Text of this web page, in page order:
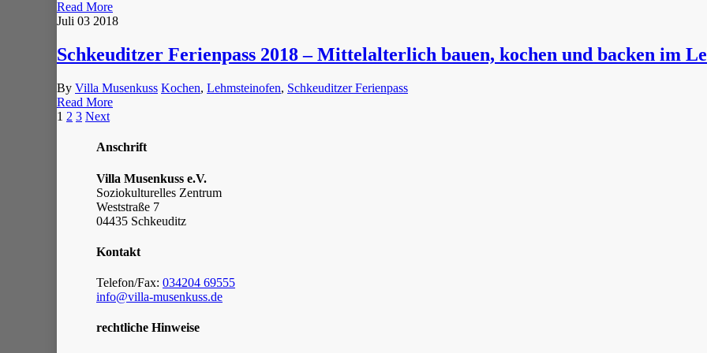
Read More
Juli 03 2018
Schkeuditzer Ferienpass 2018 – Mittelalterlich bauen, kochen und backen im
By Villa Musenkuss Kochen, Lehmsteinofen, Schkeuditzer Ferienpass
Read More
1 2 3 Next
Anschrift
Villa Musenkuss e.V.
Soziokulturelles Zentrum
Weststraße 7
04435 Schkeuditz
Kontakt
Telefon/Fax: 034204 69555
info@villa-musenkuss.de
rechtliche Hinweise